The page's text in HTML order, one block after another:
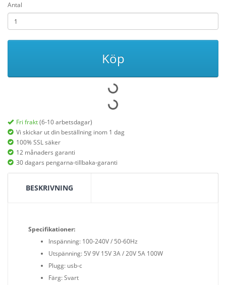
Antal
Köp
Fri frakt(6-10 arbetsdagar)
Vi skickar ut din beställning inom 1 dag
100% SSL säker
12 månaders garanti
30 dagars pengarna-tillbaka-garanti
BESKRIVNING
Specifikationer:
Inspänning: 100-240V / 50-60Hz
Utspänning: 5V 9V 15V 3A / 20V 5A 100W
Plugg: usb-c
Färg: Svart